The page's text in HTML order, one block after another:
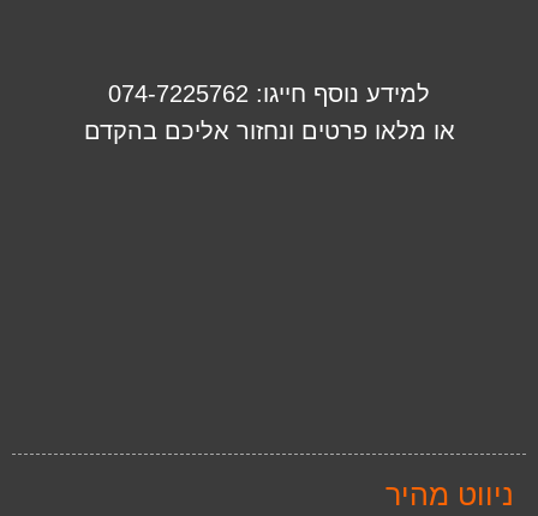
למידע נוסף חייגו: 074-7225762
או מלאו פרטים ונחזור אליכם בהקדם
ניווט מהיר